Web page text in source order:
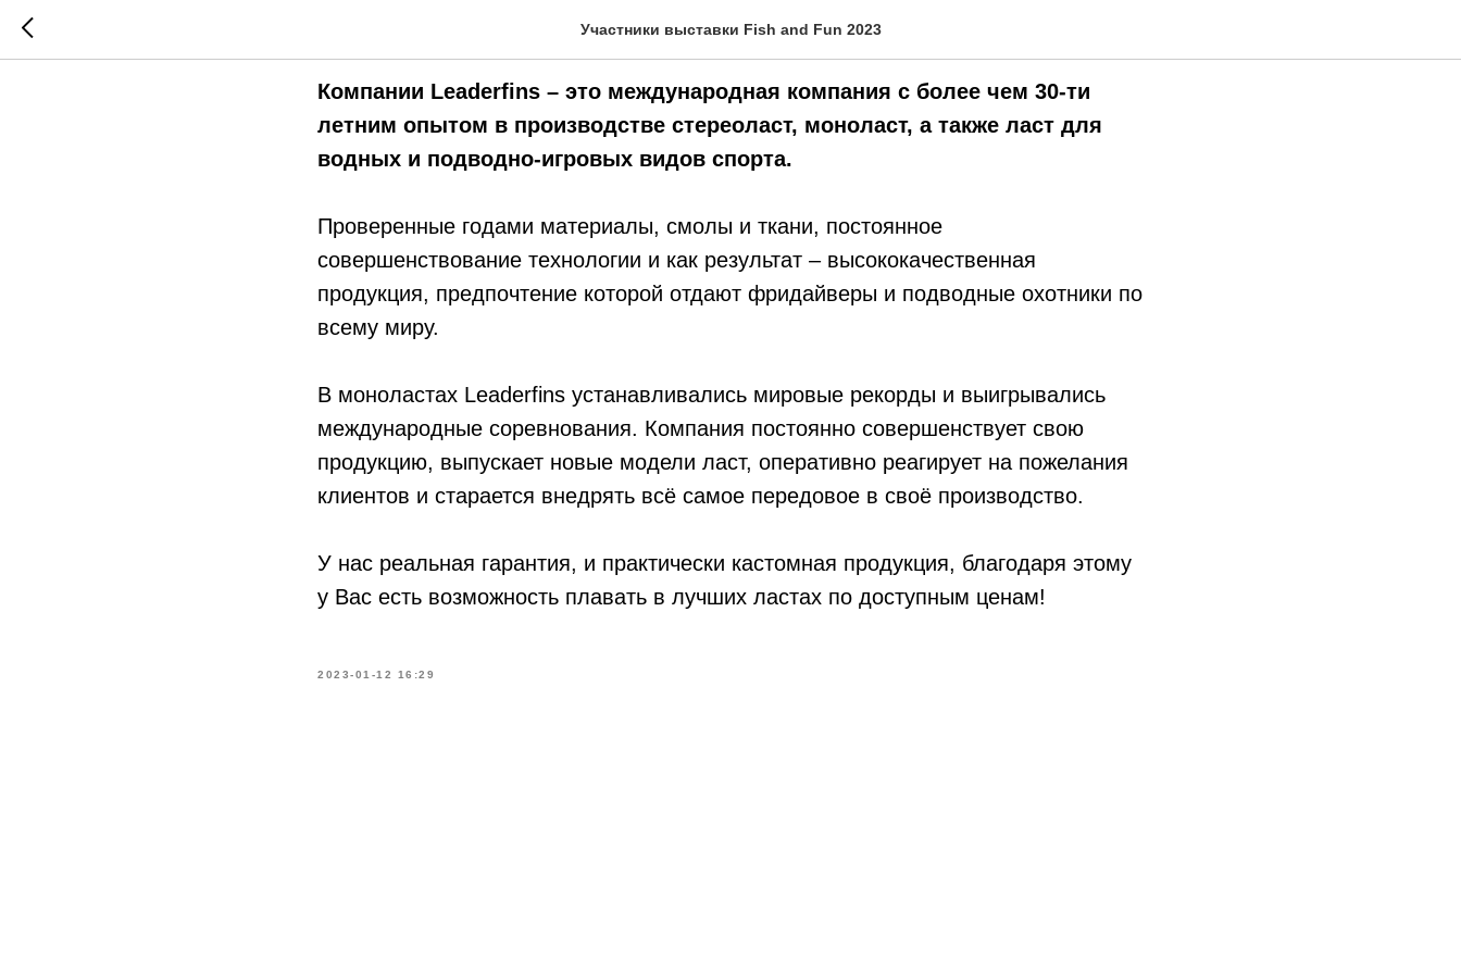
Участники выставки Fish and Fun 2023
Компании Leaderfins – это международная компания с более чем 30-ти
летним опытом в производстве стереоласт, моноласт, а также ласт для
водных и подводно-игровых видов спорта.
Проверенные годами материалы, смолы и ткани, постоянное
совершенствование технологии и как результат – высококачественная
продукция, предпочтение которой отдают фридайверы и подводные охотники по
всему миру.
В моноластах Leaderfins устанавливались мировые рекорды и выигрывались
международные соревнования. Компания постоянно совершенствует свою
продукцию, выпускает новые модели ласт, оперативно реагирует на пожелания
клиентов и старается внедрять всё самое передовое в своё производство.
У нас реальная гарантия, и практически кастомная продукция, благодаря этому
у Вас есть возможность плавать в лучших ластах по доступным ценам!
2023-01-12 16:29